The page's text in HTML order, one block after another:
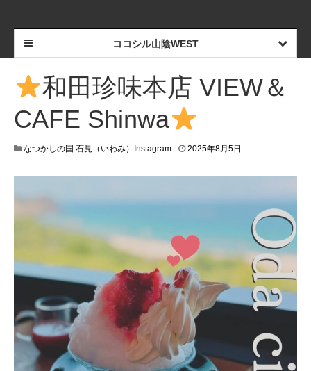
ココシル山陰WEST
和田珍味本店 VIEW＆
CAFE Shinwa
なつかしの国 石見（いわみ）Instagram 2025年8月5日